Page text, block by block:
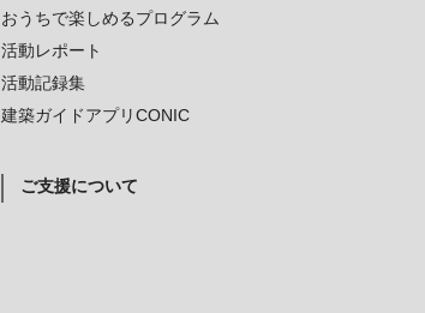
おうちで楽しめるプログラム
活動レポート
活動記録集
建築ガイドアプリCONIC
ご支援について